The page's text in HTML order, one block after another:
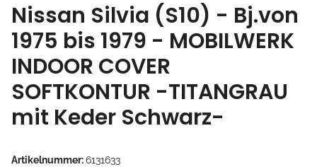
Nissan Silvia (S10) - Bj.von
1975 bis 1979 - MOBILWERK
INDOOR COVER
SOFTKONTUR -TITANGRAU
mit Keder Schwarz-
Artikelnummer:6131633